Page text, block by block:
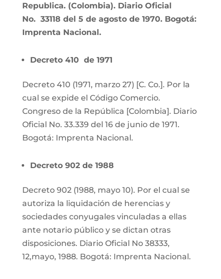
Republica. (Colombia). Diario Oficial
No. 33118 del 5 de agosto de 1970. Bogotá:
Imprenta Nacional.
Decreto 410 de 1971
Decreto 410 (1971, marzo 27) [C. Co.]. Por la
cual se expide el Código Comercio.
Congreso de la República [Colombia]. Diario
Oficial No. 33.339 del 16 de junio de 1971.
Bogotá: Imprenta Nacional.
Decreto 902 de 1988
Decreto 902 (1988, mayo 10). Por el cual se
autoriza la liquidación de herencias y
sociedades conyugales vinculadas a ellas
ante notario público y se dictan otras
disposiciones. Diario Oficial No 38333,
12,mayo, 1988. Bogotá: Imprenta Nacional.